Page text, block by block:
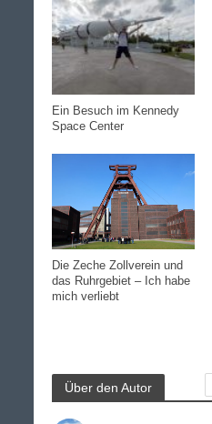
Ein Besuch im Kennedy
Space Center
Die Zeche Zollverein und
das Ruhrgebiet – Ich habe
mich verliebt
Über den Autor